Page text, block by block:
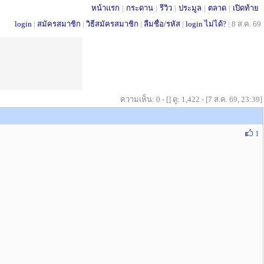
หน้าแรก | กระดาน | รีวิว | ประมูล | ตลาด | เปิดท้าย
login | สมัครสมาชิก | วิธีสมัครสมาชิก | ลืมชื่อ/รหัส | login ไม่ได้? | 8 ส.ค. 69
ความเห็น: 0 - [] ดู: 1,422 - [7 ส.ค. 69, 23:39]
1